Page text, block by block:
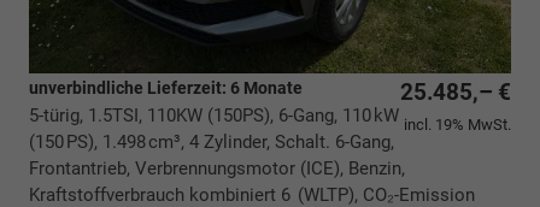
25.485,– €
incl. 19% MwSt.
unverbindliche Lieferzeit: 6 Monate
5-türig, 1.5TSI, 110KW (150PS), 6-Gang, 110 kW
(150 PS), 1.498 cm³, 4 Zylinder, Schalt. 6-Gang,
Frontantrieb, Verbrennungsmotor (ICE), Benzin,
Kraftstoffverbrauch kombiniert 6 (WLTP), CO₂-Emission